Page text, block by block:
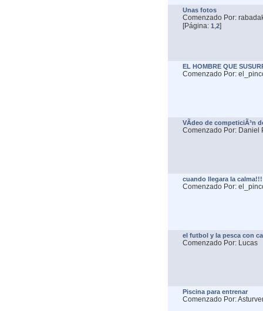
Unas fotos
Comenzado Por:
[Página: 1,2]
EL HOMBRE QUE
Comenzado Por:
VÃ­deo de competiciÃ³n
Comenzado Por: Daniel
cuando llegara la calma!!!
Comenzado Por:
el futbol y la pesca con
Comenzado Por: Lucas
Piscina para entrenar
Comenzado Por: